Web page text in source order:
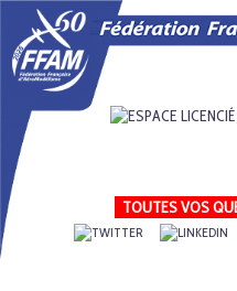
TOUTES VOS